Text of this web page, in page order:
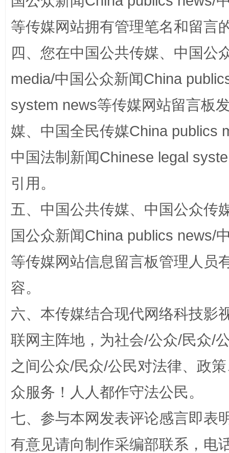
国家大学科技园优化重塑工作
扯下公款旅游的“隐身衣” 如何以
完善运行机制助力责任有效落实 一纸欠
等传媒网站拥有管理笔名和留言
四、您在中国公共传媒、中国公
media/中国公众新闻China
system news等传媒网站留言板
媒、中国全民传媒China publics
中国法制新闻Chinese legal
引用。
五、中国公共传媒、中国公众传
国公众新闻China publics news/
等传媒网站信息留言板管理人员
容。
六、本传媒结合现代网络科技影
联网主阵地，为社会/公众/民众/
之间公众/民众/公民对法律、政
众服务！人人都作守法公民。
七、参与本网发表评论感言即表
有意见请向制作采编部联系，电